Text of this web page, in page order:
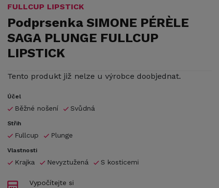
FULLCUP LIPSTICK
Podprsenka SIMONE PÉRÈLE
SAGA PLUNGE FULLCUP
LIPSTICK
Tento produkt již nelze u výrobce doobjednat.
Účel
Běžné nošení Svůdná
Střih
Fullcup Plunge
Vlastnosti
Krajka Nevyztužená S kosticemi
Vypočítejte si